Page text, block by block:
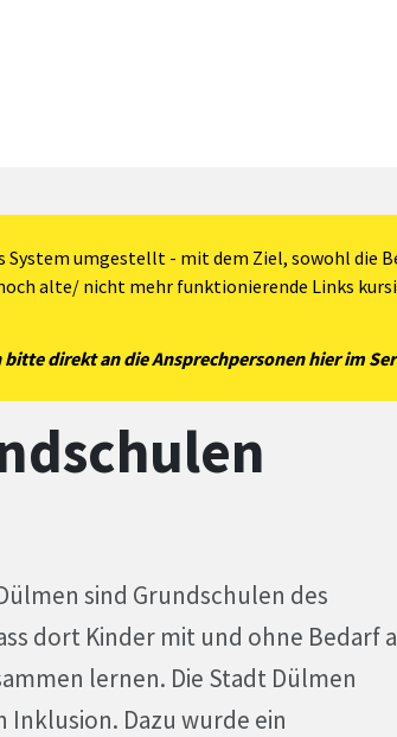
System umgestellt - mit dem Ziel, sowohl die
alte/ nicht mehr funktionierende Links
direkt an die Ansprechpersonen hier im
sind Grundschulen des
dort Kinder mit und ohne Bedarf
lernen. Die Stadt Dülmen
Dazu wurde ein